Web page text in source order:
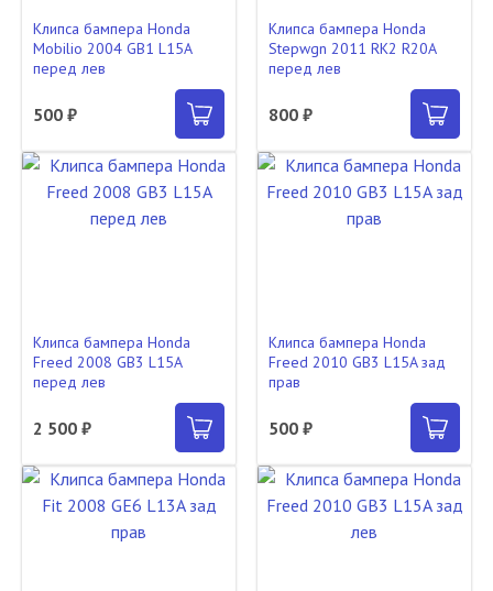
Клипса бампера Honda
Mobilio 2004 GB1 L15A
перед лев
500 ₽
Клипса бампера Honda
Stepwgn 2011 RK2 R20A
перед лев
800 ₽
Клипса бампера Honda
Freed 2008 GB3 L15A
перед лев
2 500 ₽
Клипса бампера Honda
Freed 2010 GB3 L15A зад
прав
500 ₽